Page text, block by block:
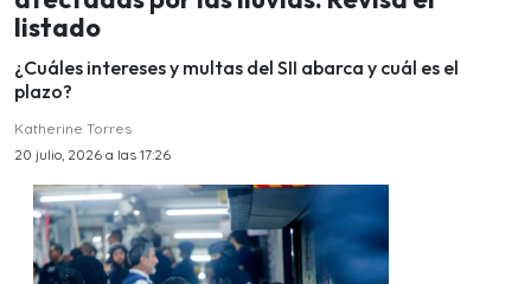
listado
¿Cuáles intereses y multas del SII abarca y cuál es el
plazo?
Katherine Torres
20 julio, 2026 a las 17:26